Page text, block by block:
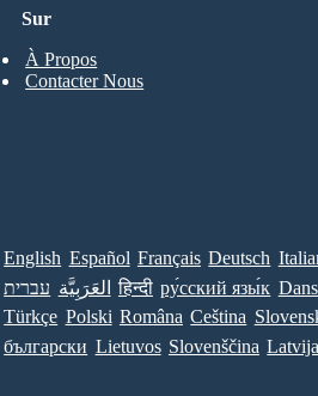
Sur
À Propos
Contacter Nous
English Español Français Deutsch
עברית العَرَبِيَّة हिन्दी ру́сский язы́к
Türkçe Polski Româna Ceština
български Lietuvos Slovenščina